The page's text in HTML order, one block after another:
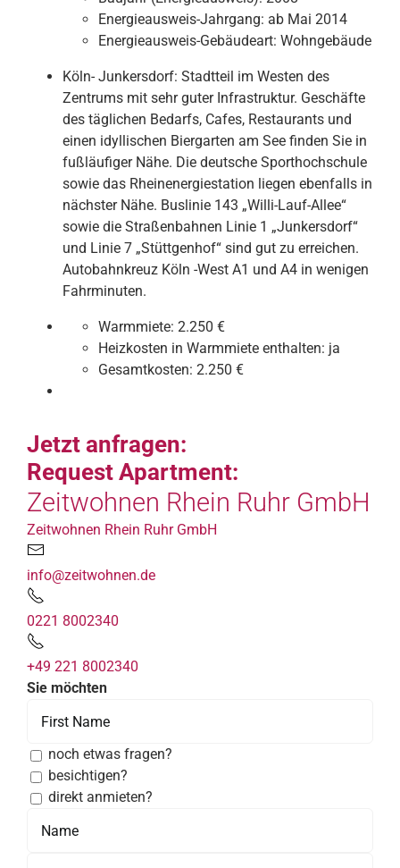
Energieausweis-Jahrgang: ab Mai 2014
Energieausweis-Gebäudeart: Wohngebäude
Köln- Junkersdorf: Stadtteil im Westen des
Zentrums mit sehr guter Infrastruktur. Geschäfte
des täglichen Bedarfs, Cafes, Restaurants und
einen idyllischen Biergarten am See finden Sie in
fußläufiger Nähe. Die deutsche Sporthochschule
sowie das Rheinenergiestation liegen ebenfalls in
nächster Nähe. Buslinie 143 „Willi-Lauf-Allee“
sowie die Straßenbahnen Linie 1 „Junkersdorf“
und Linie 7 „Stüttgenhof“ sind gut zu erreichen.
Autobahnkreuz Köln -West A1 und A4 in wenigen
Fahrminuten.
Warmmiete: 2.250 €
Heizkosten in Warmmiete enthalten: ja
Gesamtkosten: 2.250 €
Jetzt anfragen:
Request Apartment:
Zeitwohnen Rhein Ruhr GmbH
Zeitwohnen Rhein Ruhr GmbH
info@zeitwohnen.de
0221 8002340
+49 221 8002340
Sie möchten
noch etwas fragen?
besichtigen?
direkt anmieten?